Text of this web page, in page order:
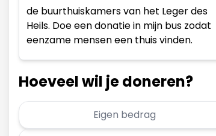
de buurthuiskamers van het Leger des
Heils. Doe een donatie in mijn bus zodat
eenzame mensen een thuis vinden.
Hoeveel wil je doneren?